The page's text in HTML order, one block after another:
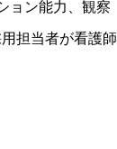
ョン能力、観察
担当者が看護師